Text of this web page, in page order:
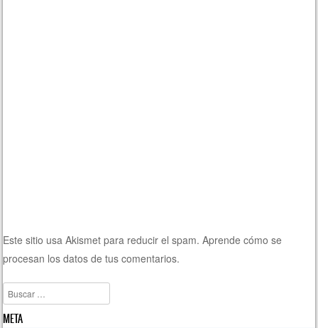
Este sitio usa Akismet para reducir el spam.Aprende cómo se
procesan los datos de tus comentarios.
Buscar
META